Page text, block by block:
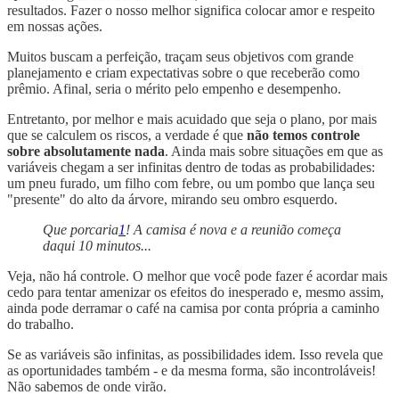
resultados. Fazer o nosso melhor significa colocar amor e respeito
em nossas ações.
Muitos buscam a perfeição, traçam seus objetivos com grande
planejamento e criam expectativas sobre o que receberão como
prêmio. Afinal, seria o mérito pelo empenho e desempenho.
Entretanto, por melhor e mais acuidado que seja o plano, por mais
que se calculem os riscos, a verdade é que não temos controle
sobre absolutamente nada. Ainda mais sobre situações em que as
variáveis chegam a ser infinitas dentro de todas as probabilidades:
um pneu furado, um filho com febre, ou um pombo que lança seu
"presente" do alto da árvore, mirando seu ombro esquerdo.
Que porcaria1! A camisa é nova e a reunião começa
daqui 10 minutos...
Veja, não há controle. O melhor que você pode fazer é acordar mais
cedo para tentar amenizar os efeitos do inesperado e, mesmo assim,
ainda pode derramar o café na camisa por conta própria a caminho
do trabalho.
Se as variáveis são infinitas, as possibilidades idem. Isso revela que
as oportunidades também - e da mesma forma, são incontroláveis!
Não sabemos de onde virão.